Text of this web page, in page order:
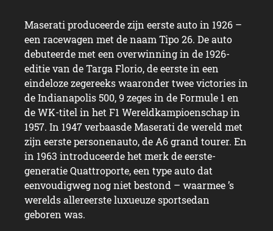
Maserati produceerde zijn eerste auto in 1926 –
een racewagen met de naam Tipo 26. De auto
debuteerde met een overwinning in de 1926-
editie van de Targa Florio, de eerste in een
eindeloze zegereeks waaronder twee victories in
de Indianapolis 500, 9 zeges in de Formule 1 en
de WK-titel in het F1 Wereldkampioenschap in
1957. In 1947 verbaasde Maserati de wereld met
zijn eerste personenauto, de A6 grand tourer. En
in 1963 introduceerde het merk de eerste-
generatie Quattroporte, een type auto dat
eenvoudigweg nog niet bestond – waarmee ’s
werelds allereerste luxueuze sportsedan
geboren was.